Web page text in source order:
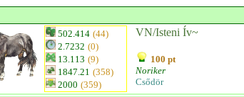
502.414 (44)
2.7232 (0)
13.113 (9)
1847.21 (358)
2000 (359)
VN/Isteni Ív~
100 pt
Noriker
Csődör